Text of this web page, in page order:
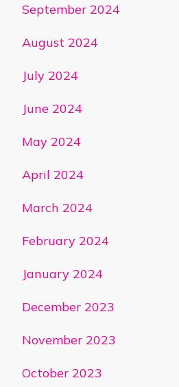
September 2024
August 2024
July 2024
June 2024
May 2024
April 2024
March 2024
February 2024
January 2024
December 2023
November 2023
October 2023